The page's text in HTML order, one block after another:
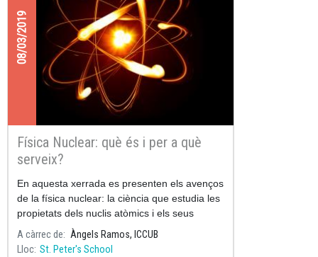
08/03/2019
Física Nuclear: què és i per a què
serveix?
En aquesta xerrada es presenten els avenços
de la física nuclear: la ciència que estudia les
propietats dels nuclis atòmics i els seus
modes de desintegració.
A càrrec de
Àngels Ramos, ICCUB
Lloc St. Peter's School